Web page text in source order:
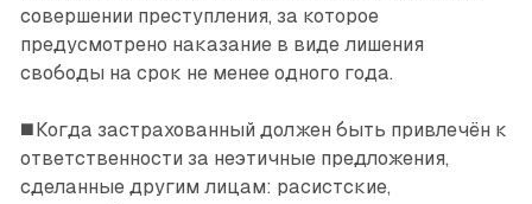
совершении преступления, за которое
предусмотрено наказание в виде лишения
свободы на срок не менее одного года.
◼️ Когда застрахованный должен быть привлечён к
ответственности за неэтичные предложения,
сделанные другим лицам: расистские,